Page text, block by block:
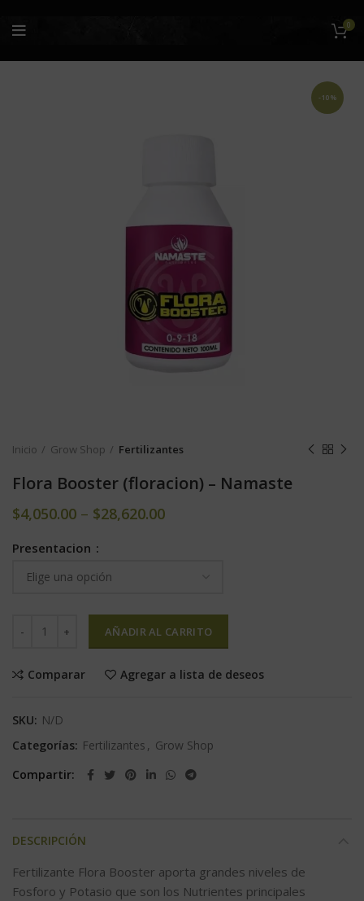
0
-10%
Inicio Grow Shop Fertilizantes
Flora Booster (floracion) – Namaste
$4,050.00 – $28,620.00
Presentacion
AÑADIR AL CARRITO
Comparar Agregar a lista de deseos
SKU: N/D
Categorías: Fertilizantes , Grow Shop
Compartir
DESCRIPCIÓN
Fertilizante Flora Booster aporta grandes niveles de
Fosforo y Potasio que son los Nutrientes principales